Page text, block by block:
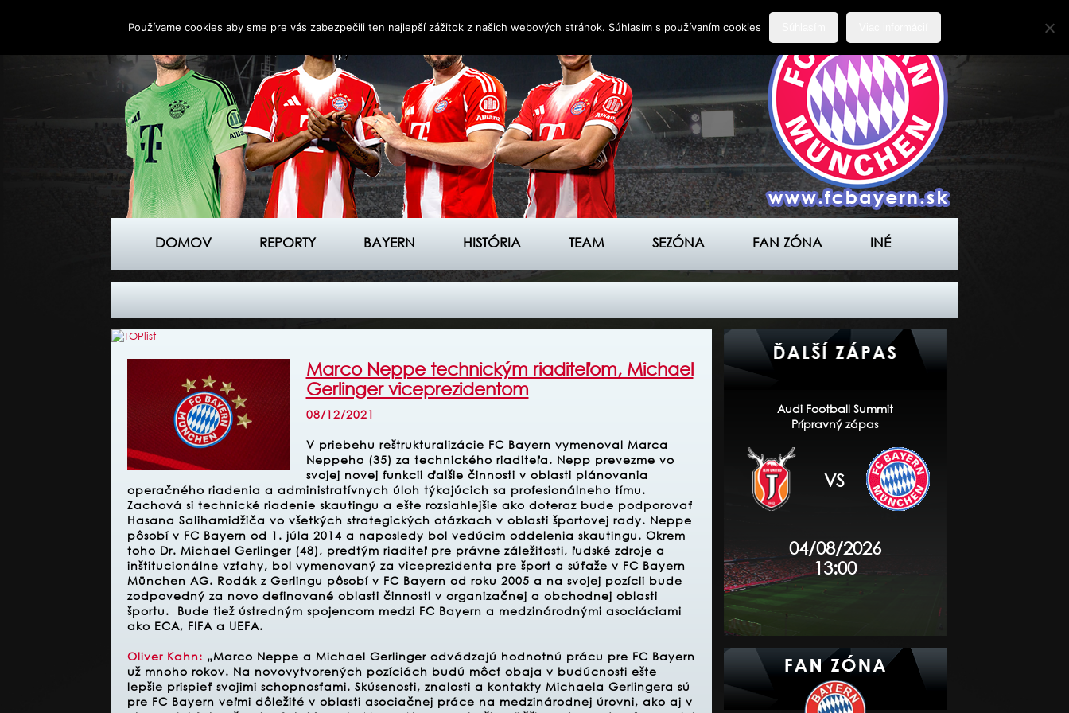
DOMOV REPORTY BAYERN HISTÓRIA TEAM SEZÓNA FAN ZÓNA INÉ
Marco Neppe technickým riaditeľom, Michael
Gerlinger viceprezidentom
08/12/2021
V priebehu reštrukturalizácie FC Bayern vymenoval Marca
Neppeho (35) za technického riaditeľa. Nepp prevezme vo
svojej novej funkcii ďalšie činnosti v oblasti plánovania
operačného riadenia a administratívnych úloh týkajúcich sa profesionálneho tímu.
Zachová si technické riadenie skautingu a ešte rozsiahlejšie ako doteraz bude podporovať
Hasana Salihamidžiča vo všetkých strategických otázkach v oblasti športovej rady. Neppe
pôsobí v FC Bayern od 1. júla 2014 a naposledy bol vedúcim oddelenia skautingu. Okrem
toho Dr. Michael Gerlinger (48), predtým riaditeľ pre právne záležitosti, ľudské zdroje a
inštitucionálne vzťahy, bol vymenovaný za viceprezidenta pre šport a súťaže v FC Bayern
München AG. Rodák z Gerlingu pôsobí v FC Bayern od roku 2005 a na svojej pozícii bude
zodpovedný za novo definované oblasti činnosti v organizačnej a obchodnej oblasti
športu. Bude tiež ústredným spojencom medzi FC Bayern a medzinárodnými asociáciami
ako ECA, FIFA a UEFA.
Oliver Kahn: „Marco Neppe a Michael Gerlinger odvádzajú hodnotnú prácu pre FC Bayern
už mnoho rokov. Na novovytvorených pozíciách budú môcť obaja v budúcnosti ešte
lepšie prispieť svojimi schopnosťami. Skúsenosti, znalosti a kontakty Michaela Gerlingera sú
pre FC Bayern veľmi dôležité v oblasti asociačnej práce na medzinárodnej úrovni, ako aj v
Audi Football Summit
Prípravný zápas
VS
04/08/2026
13:00
Používame cookies aby sme pre vás zabezpečili ten najlepší zážitok z našich webových stránok. Súhlasím s používaním cookies